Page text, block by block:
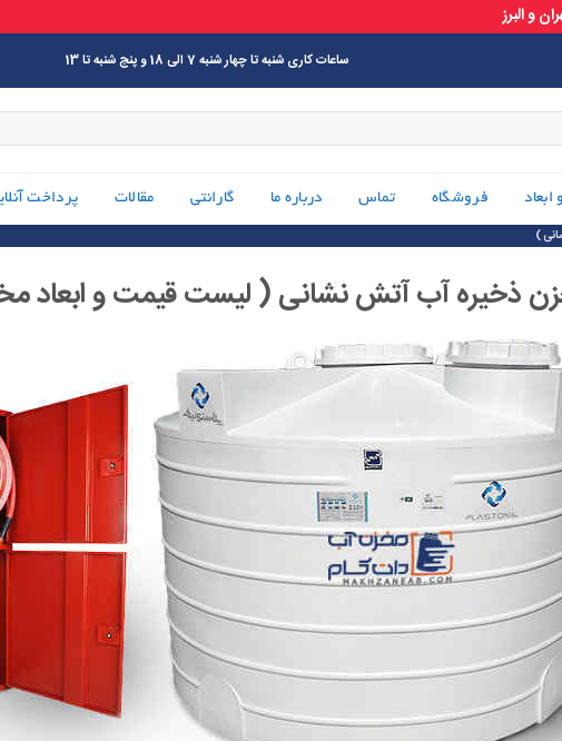
و البرز
ساعات کاری شنبه تا چهار شنبه 7 الی 18 و پنج شنبه تا 13
فروشگاه تماس درباره ما گارانتی مقالات پرداخت
)
ذخیره آب آتش نشانی ( لیست قیمت و ابعاد